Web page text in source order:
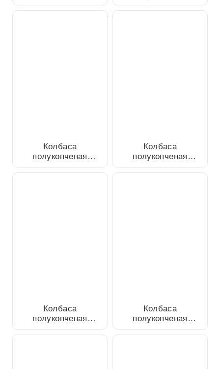
Колбаса полукопченая
Прима из свинины и
говядины
Колбаса полукопченая
Полтавская
Колбаса полукопченая
Пермская из свинины
Колбаса полукопченая
Конская из конины